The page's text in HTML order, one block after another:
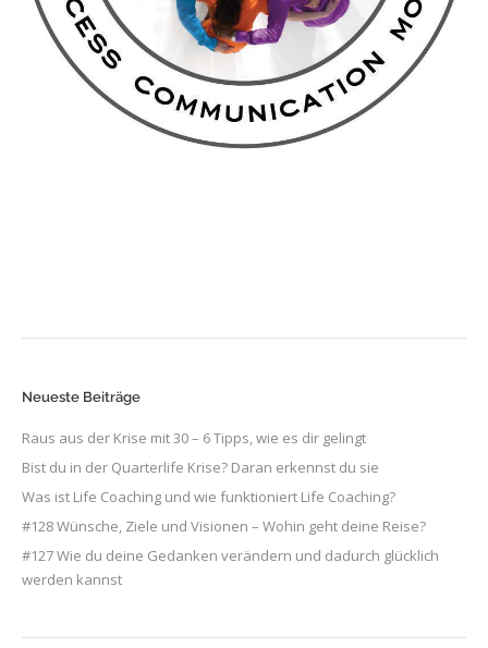
Neueste Beiträge
Raus aus der Krise mit 30 – 6 Tipps, wie es dir gelingt
Bist du in der Quarterlife Krise? Daran erkennst du sie
Was ist Life Coaching und wie funktioniert Life Coaching?
#128 Wünsche, Ziele und Visionen – Wohin geht deine Reise?
#127 Wie du deine Gedanken verändern und dadurch glücklich
werden kannst